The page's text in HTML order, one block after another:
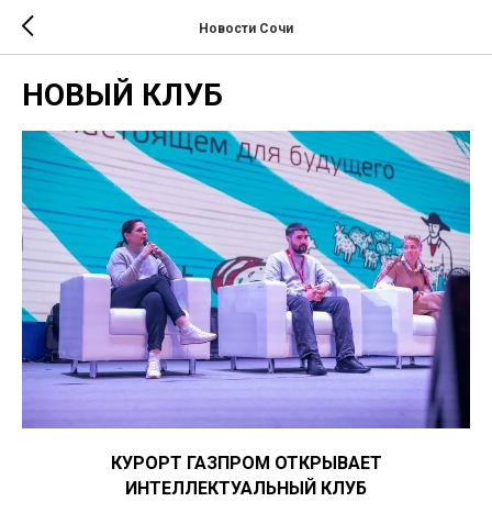
Новости Сочи
НОВЫЙ КЛУБ
КУРОРТ ГАЗПРОМ ОТКРЫВАЕТ
ИНТЕЛЛЕКТУАЛЬНЫЙ КЛУБ